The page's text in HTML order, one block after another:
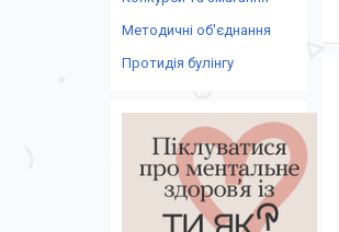
Методичні об'єднання
Протидія булінгу